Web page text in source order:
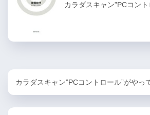
カラダスキャン”PCコン
カラダスキャン”PCコントロール”がやっ